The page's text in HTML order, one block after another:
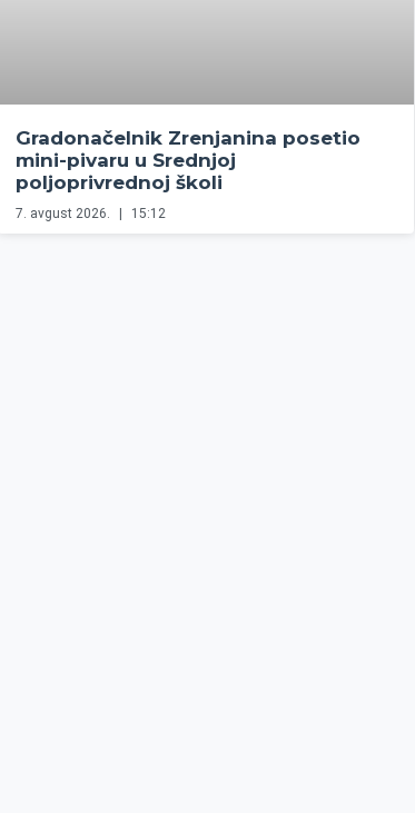
Gradonačelnik Zrenjanina posetio
mini-pivaru u Srednjoj
poljoprivrednoj školi
7. avgust 2026. 15:12